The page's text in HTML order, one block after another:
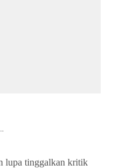
lupa tinggalkan kritik